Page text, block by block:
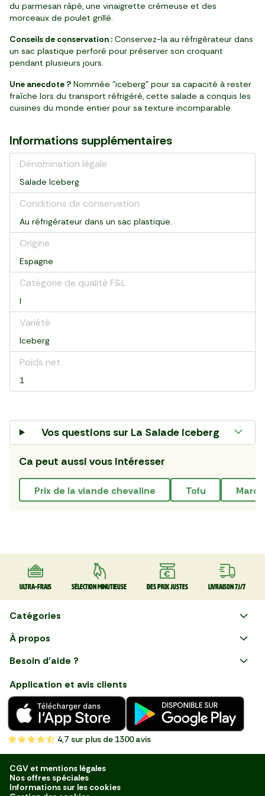
du parmesan râpé, une vinaigrette crémeuse et des
morceaux de poulet grillé.
Conseils de conservation : Conservez-la au réfrigérateur dans
un sac plastique perforé pour préserver son croquant
pendant plusieurs jours.
Une anecdote ? Nommée "iceberg" pour sa capacité à rester
fraîche lors du transport réfrigéré, cette salade a conquis les
cuisines du monde entier pour sa texture incomparable.
Informations supplémentaires
Dénomination légale
Salade Iceberg
Conditions de conservation
Au réfrigérateur dans un sac plastique.
Origine
Espagne
Catégorie de qualité F&L
I
Variété
Iceberg
Poids net
1
Vos questions sur La Salade iceberg
Ca peut aussi vous intéresser
prix de la viande chevaline tofu
Ultra-frais Sélection minutieuse Des prix justes Livraison 7J/7
Catégories
Faire ses courses en ligne
Nouveautés
Fruits
Légumes
Boucherie
Charcuterie
Poissonnerie
À propos
et savoir-faire français en
choisissant notre service de
livraison de produits frais et
de qualité, livrés directement
chez vous. Une expérience
de courses en ligne pensée
pour vous.
Besoin d'aide ?
Application et avis clients
4,7 sur plus de 1300 avis
CGV et mentions légales
Nos offres spéciales
Informations sur les cookies